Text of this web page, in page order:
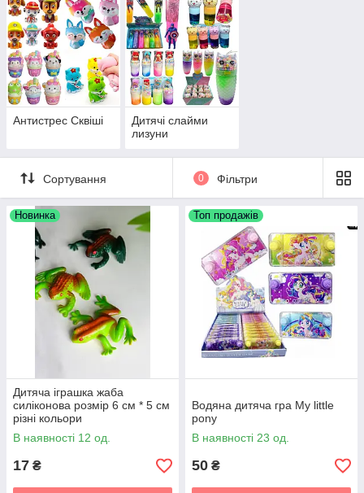
Антистрес Сквіші
Дитячі слайми
лизуни
Сортування 0 Фільтри
Новинка
Дитяча іграшка жаба
силіконова розмір 6 см * 5 см
різні кольори
В наявності 12 од.
17 ₴
Топ продажів
Водяна дитяча гра My little
pony
В наявності 23 од.
50 ₴